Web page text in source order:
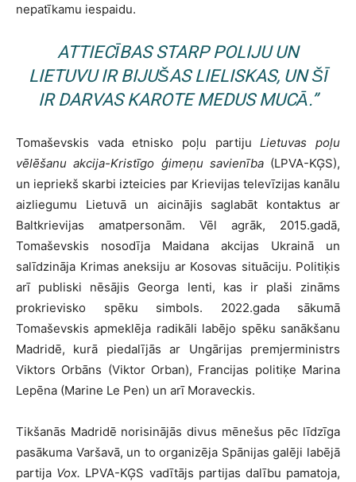
nepatīkamu iespaidu.
ATTIECĪBAS STARP POLIJU UN
LIETUVU IR BIJUŠAS LIELISKAS, UN ŠĪ
IR DARVAS KAROTE MEDUS MUCĀ.”
Tomaševskis vada etnisko poļu partijuLietuvas poļu
vēlēšanu akcija-Kristīgo ģimeņu savienība(LPVA-KĢS),
un iepriekš skarbi izteicies par Krievijas televīzijas kanālu
aizliegumu Lietuvā un aicinājis saglabāt kontaktus ar
Baltkrievijas amatpersonām. Vēl agrāk, 2015.gadā,
Tomaševskis nosodīja Maidana akcijas Ukrainā un
salīdzināja Krimas aneksiju ar Kosovas situāciju. Politiķis
arī publiski nēsājis Georga lenti, kas ir plaši zināms
prokrievisko spēku simbols. 2022.gada sākumā
Tomaševskis apmeklēja radikāli labējo spēku sanākšanu
Madridē, kurā piedalījās ar Ungārijas premjerministrs
Viktors Orbāns (Viktor Orban), Francijas politiķe Marina
Lepēna (Marine Le Pen) un arī Moraveckis.
Tikšanās Madridē norisinājās divus mēnešus pēc līdzīga
pasākuma Varšavā, un to organizēja Spānijas galēji labējā
partija Vox. LPVA-KĢS vadītājs partijas dalību pamatoja,